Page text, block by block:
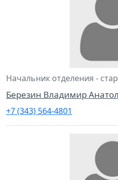
Начальник отделения -
Березин Владимир
+7 (343) 564-4801